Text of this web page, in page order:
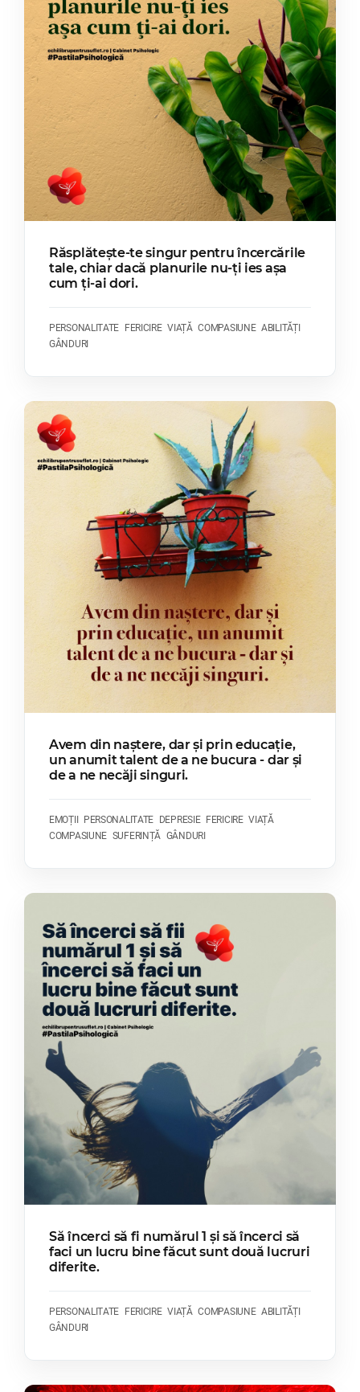
Răsplătește-te singur pentru încercările
tale, chiar dacă planurile nu-ți ies așa
cum ți-ai dori.
PERSONALITATE FERICIRE VIAȚĂ COMPASIUNE ABILITĂȚI
GÂNDURI
Avem din naștere, dar și prin educație,
un anumit talent de a ne bucura - dar și
de a ne necăji singuri.
EMOȚII PERSONALITATE DEPRESIE FERICIRE VIAȚĂ
COMPASIUNE SUFERINȚĂ GÂNDURI
Să încerci să fi numărul 1 și să încerci să
faci un lucru bine făcut sunt două lucruri
diferite.
PERSONALITATE FERICIRE VIAȚĂ COMPASIUNE ABILITĂȚI
GÂNDURI